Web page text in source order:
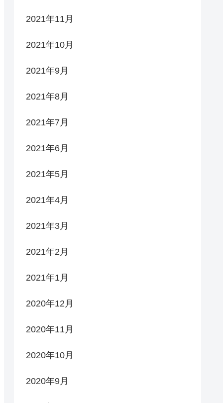
2021年11月
2021年10月
2021年9月
2021年8月
2021年7月
2021年6月
2021年5月
2021年4月
2021年3月
2021年2月
2021年1月
2020年12月
2020年11月
2020年10月
2020年9月